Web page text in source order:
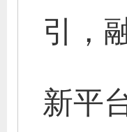
引，
新平